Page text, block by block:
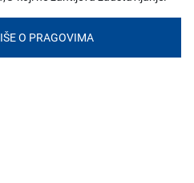
O PRAGOVIMA